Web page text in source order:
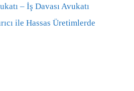
– İş Davası Avukatı
ile Hassas Üretimlerde